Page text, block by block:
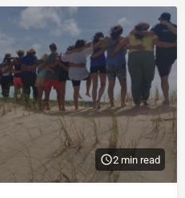
2 min read